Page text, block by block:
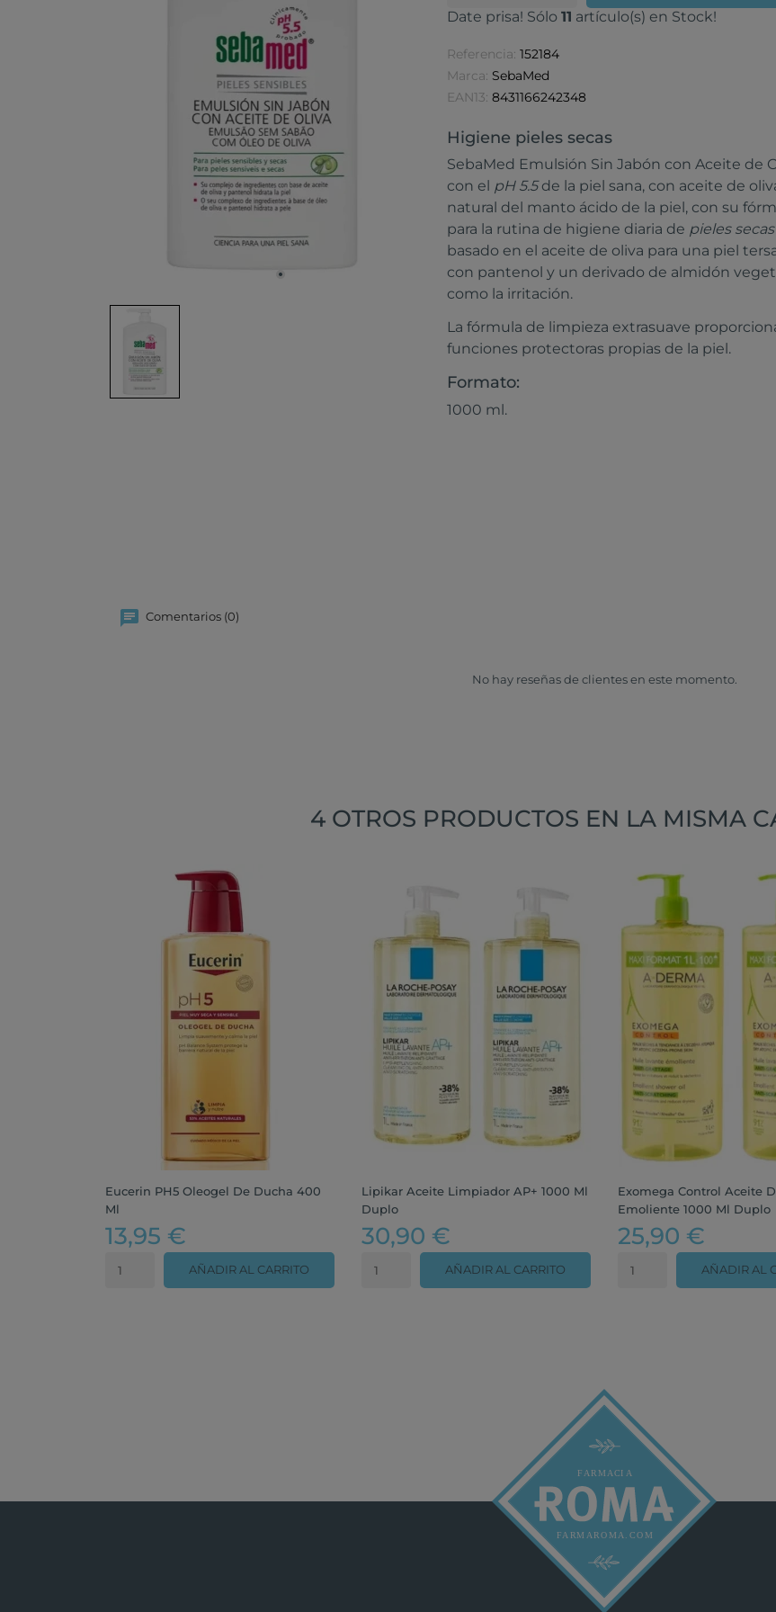
Date prisa! Sólo 11 artículo(s) en Stock!
Referencia: 152184
Marca: SebaMed
EAN13: 8431166242348
Higiene pieles secas
SebaMed Emulsión Sin Jabón con Aceite de
con el pH 5.5de la piel sana, con aceite de
natural del manto ácido de la piel, con su
para la rutina de higiene diaria de pieles secas
basado en el aceite de oliva para una piel
con pantenol y un derivado de almidón
como la irritación.
La fórmula de limpieza extrasuave
funciones protectoras propias de la piel.
Formato:
1000 ml.
Comentarios (0)
No hay reseñas de clientes en este momento.
4 OTROS PRODUCTOS EN LA MISMA
Eucerin PH5 Oleogel De Ducha 400
Ml
13,95 €
AÑADIR AL CARRITO
Lipikar Aceite Limpiador AP+ 1000 Ml
Duplo
30,90 €
AÑADIR AL CARRITO
Exomega Control Aceite
Emoliente 1000 Ml Duplo
25,90 €
AÑADIR AL